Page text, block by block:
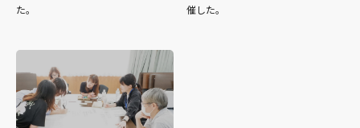
た。
催した。